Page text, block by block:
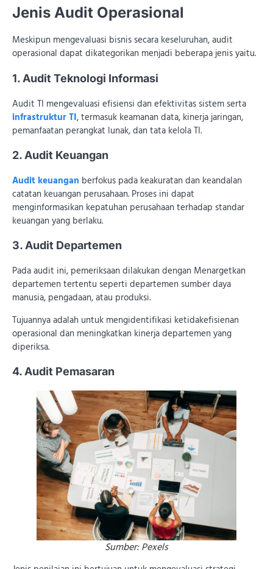
Jenis Audit Operasional
Meskipun mengevaluasi bisnis secara keseluruhan, audit
operasional dapat dikategorikan menjadi beberapa jenis yaitu.
1. Audit Teknologi Informasi
Audit TI mengevaluasi efisiensi dan efektivitas sistem serta
infrastruktur TI, termasuk keamanan data, kinerja jaringan,
pemanfaatan perangkat lunak, dan tata kelola TI.
2. Audit Keuangan
Audit keuangan berfokus pada keakuratan dan keandalan
catatan keuangan perusahaan. Proses ini dapat
menginformasikan kepatuhan perusahaan terhadap standar
keuangan yang berlaku.
3. Audit Departemen
Pada audit ini, pemeriksaan dilakukan dengan Menargetkan
departemen tertentu seperti departemen sumber daya
manusia, pengadaan, atau produksi.
Tujuannya adalah untuk mengidentifikasi ketidakefisienan
operasional dan meningkatkan kinerja departemen yang
diperiksa.
4. Audit Pemasaran
Sumber: Pexels